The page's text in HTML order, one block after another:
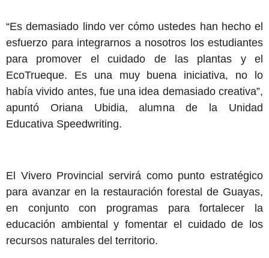
“Es demasiado lindo ver cómo ustedes han hecho el
esfuerzo para integrarnos a nosotros los estudiantes
para promover el cuidado de las plantas y el
EcoTrueque. Es una muy buena iniciativa, no lo
había vivido antes, fue una idea demasiado creativa”,
apuntó Oriana Ubidia, alumna de la Unidad
Educativa Speedwriting.
El Vivero Provincial servirá como punto estratégico
para avanzar en la restauración forestal de Guayas,
en conjunto con programas para fortalecer la
educación ambiental y fomentar el cuidado de los
recursos naturales del territorio.